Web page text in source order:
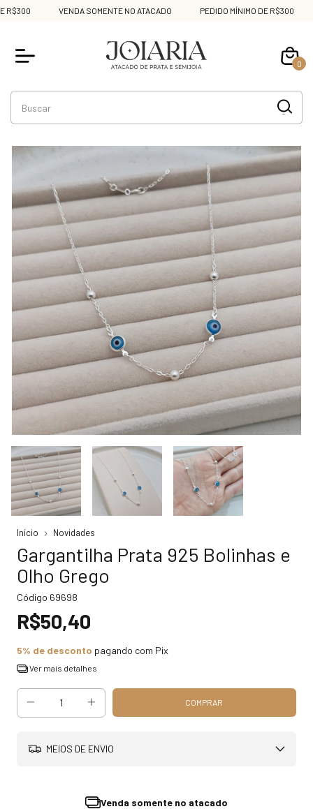
VENDA SOMENTE NO ATACADO PEDIDO MÍNIMO DE R$300
0
Início Novidades
Gargantilha Prata 925 Bolinhas e
Olho Grego
Código 69698
R$50,40
5% de desconto pagando com Pix
Ver mais detalhes
MEIOS DE ENVIO
Venda somente no atacado